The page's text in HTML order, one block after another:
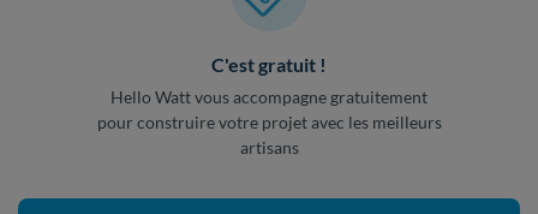
C'est gratuit !
Hello Watt vous accompagne gratuitement
pour construire votre projet avec les meilleurs
artisans